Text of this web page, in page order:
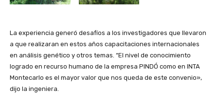
La experiencia generó desafíos a los investigadores que llevaron
a que realizaran en estos años capacitaciones internacionales
en análisis genético y otros temas. “El nivel de conocimiento
logrado en recurso humano de la empresa PINDÓ como en INTA
Montecarlo es el mayor valor que nos queda de este convenio»,
dijo la ingeniera.